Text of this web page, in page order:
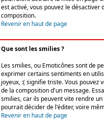
est activé, vous pouvez le
composition.
Revenir en haut de page
Que sont les smilies ?
Les smilies, ou Emoticônes sont de
exprimer certains sentiments en
joyeux, :( signifie triste. Vous
de la composition d'un message.
smilies, car ils peuvent vite rendre
pourrait décider de l'éditer, voire
Revenir en haut de page